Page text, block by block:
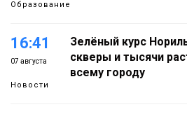
Образование
16:41
07 августа
Новости
Зелёный курс
скверы и тысячи
всему городу